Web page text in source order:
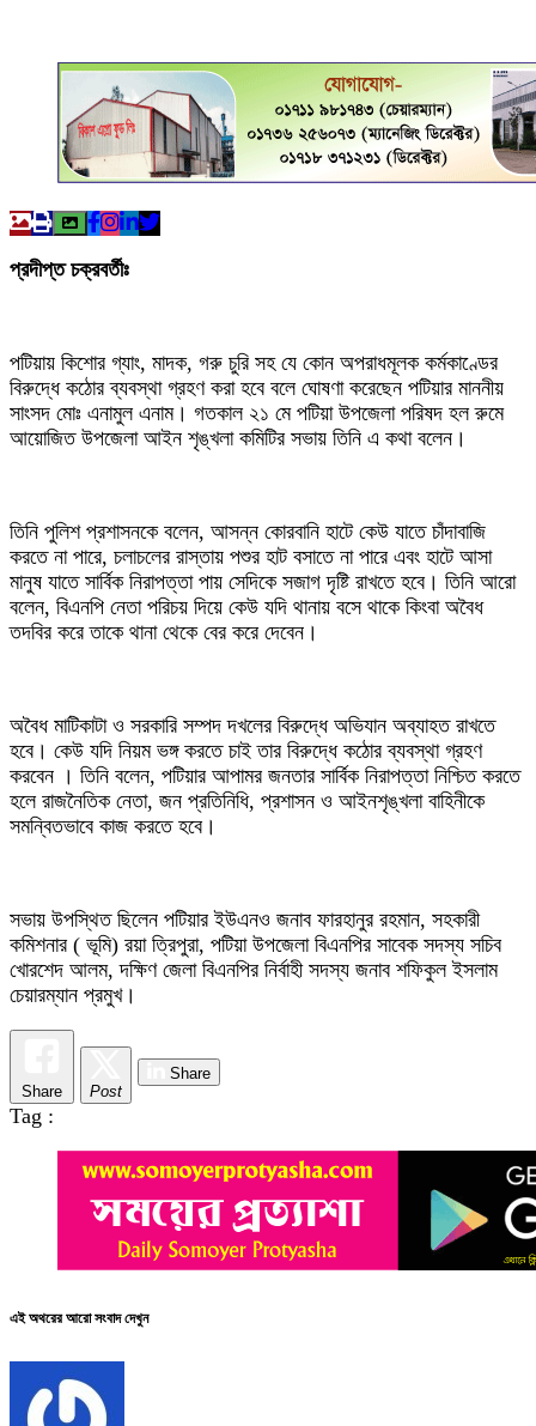
প্রদীপ্ত চক্রবর্তীঃ
পটিয়ায় কিশোর গ্যাং, মাদক, গরু চুরি সহ যে কোন অপরাধমূলক কর্মকাণ্ডের
বিরুদ্ধে কঠোর ব্যবস্থা গ্রহণ করা হবে বলে ঘোষণা করেছেন পটিয়ার মাননীয়
সাংসদ মোঃ এনামুল এনাম। গতকাল ২১ মে পটিয়া উপজেলা পরিষদ হল রুমে
আয়োজিত উপজেলা আইন শৃঙ্খলা কমিটির সভায় তিনি এ কথা বলেন।
তিনি পুলিশ প্রশাসনকে বলেন, আসন্ন কোরবানি হাটে কেউ যাতে চাঁদাবাজি
করতে না পারে, চলাচলের রাস্তায় পশুর হাট বসাতে না পারে এবং হাটে আসা
মানুষ যাতে সার্বিক নিরাপত্তা পায় সেদিকে সজাগ দৃষ্টি রাখতে হবে। তিনি আরো
বলেন, বিএনপি নেতা পরিচয় দিয়ে কেউ যদি থানায় বসে থাকে কিংবা অবৈধ
তদবির করে তাকে থানা থেকে বের করে দেবেন।
অবৈধ মাটিকাটা ও সরকারি সম্পদ দখলের বিরুদ্ধে অভিযান অব্যাহত রাখতে
হবে। কেউ যদি নিয়ম ভঙ্গ করতে চাই তার বিরুদ্ধে কঠোর ব্যবস্থা গ্রহণ
করবেন । তিনি বলেন, পটিয়ার আপামর জনতার সার্বিক নিরাপত্তা নিশ্চিত করতে
হলে রাজনৈতিক নেতা, জন প্রতিনিধি, প্রশাসন ও আইনশৃঙ্খলা বাহিনীকে
সমন্বিতভাবে কাজ করতে হবে।
সভায় উপস্থিত ছিলেন পটিয়ার ইউএনও জনাব ফারহানুর রহমান, সহকারী
কমিশনার ( ভূমি) রয়া ত্রিপুরা, পটিয়া উপজেলা বিএনপির সাবেক সদস্য সচিব
খোরশেদ আলম, দক্ষিণ জেলা বিএনপির নির্বাহী সদস্য জনাব শফিকুল ইসলাম
চেয়ারম্যান প্রমুখ।
Share Post
Share
Tag :
এই অথরের আরো সংবাদ দেখুন